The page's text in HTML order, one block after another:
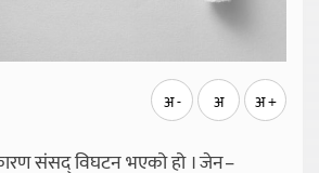
अ - अ अ +
संसद् विघटन भएको हो । जेन–